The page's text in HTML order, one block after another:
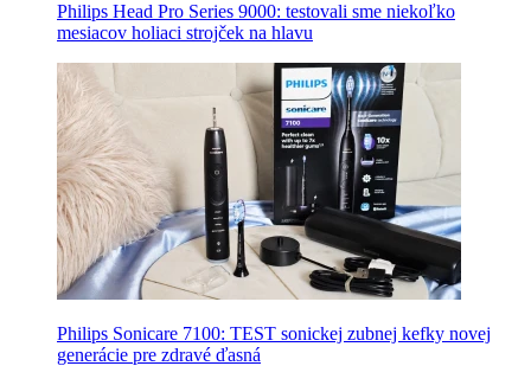
Philips Head Pro Series 9000: testovali sme niekoľko
mesiacov holiaci strojček na hlavu
Philips Sonicare 7100: TEST sonickej zubnej kefky novej
generácie pre zdravé ďasná